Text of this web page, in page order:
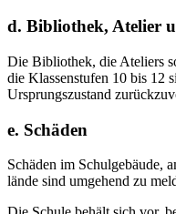
d. Bibliothek, Atelier
Die Biblio­thek, die Ate­liers
die Klas­sen­stu­fen 10 bis 12
Ursprungs­zu­stand
e. Schäden
Schä­den im Schul­ge­bäu­de,
län­de sind umge­hend zu